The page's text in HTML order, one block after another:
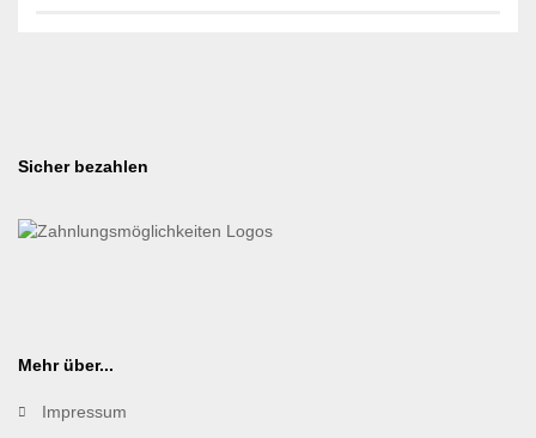
Sicher bezahlen
Mehr über...
Impressum